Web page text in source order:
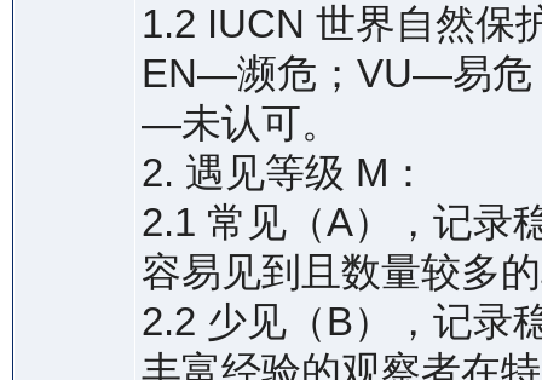
1.2 IUCN 世界自然保
EN—濒危；VU—易
—未认可。
2. 遇见等级 M：
2.1 常见（A），记录
容易见到且数量较多
2.2 少见（B），记录
丰富经验的观察者在